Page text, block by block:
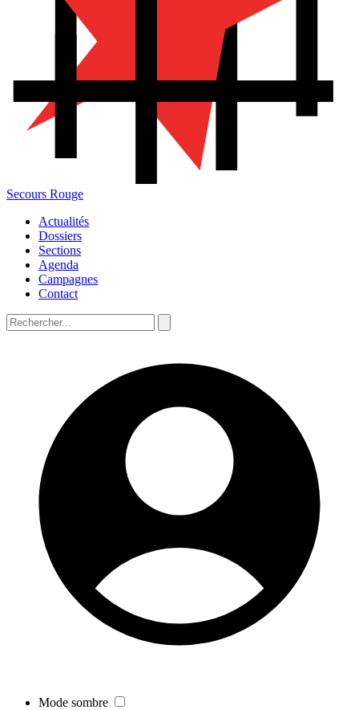
Secours Rouge
Actualités
Dossiers
Sections
Agenda
Campagnes
Contact
Mode sombre